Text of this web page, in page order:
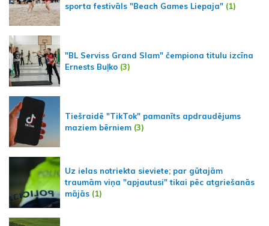
sporta festivāls "Beach Games Liepaja" (1)
"BL Serviss Grand Slam" čempiona titulu izcīna
Ernests Buļko (3)
Tiešraidē "TikTok" pamanīts apdraudējums
maziem bērniem (3)
Uz ielas notriekta sieviete; par gūtajām
traumām viņa "apjautusi" tikai pēc atgriešanās
mājās (1)